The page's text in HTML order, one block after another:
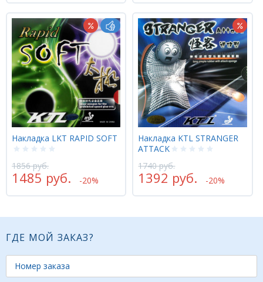
Накладка LKT RAPID SOFT
1856 руб.
1485 руб. -20%
Накладка KTL STRANGER
ATTACK
1740 руб.
1392 руб. -20%
ГДЕ МОЙ ЗАКАЗ?